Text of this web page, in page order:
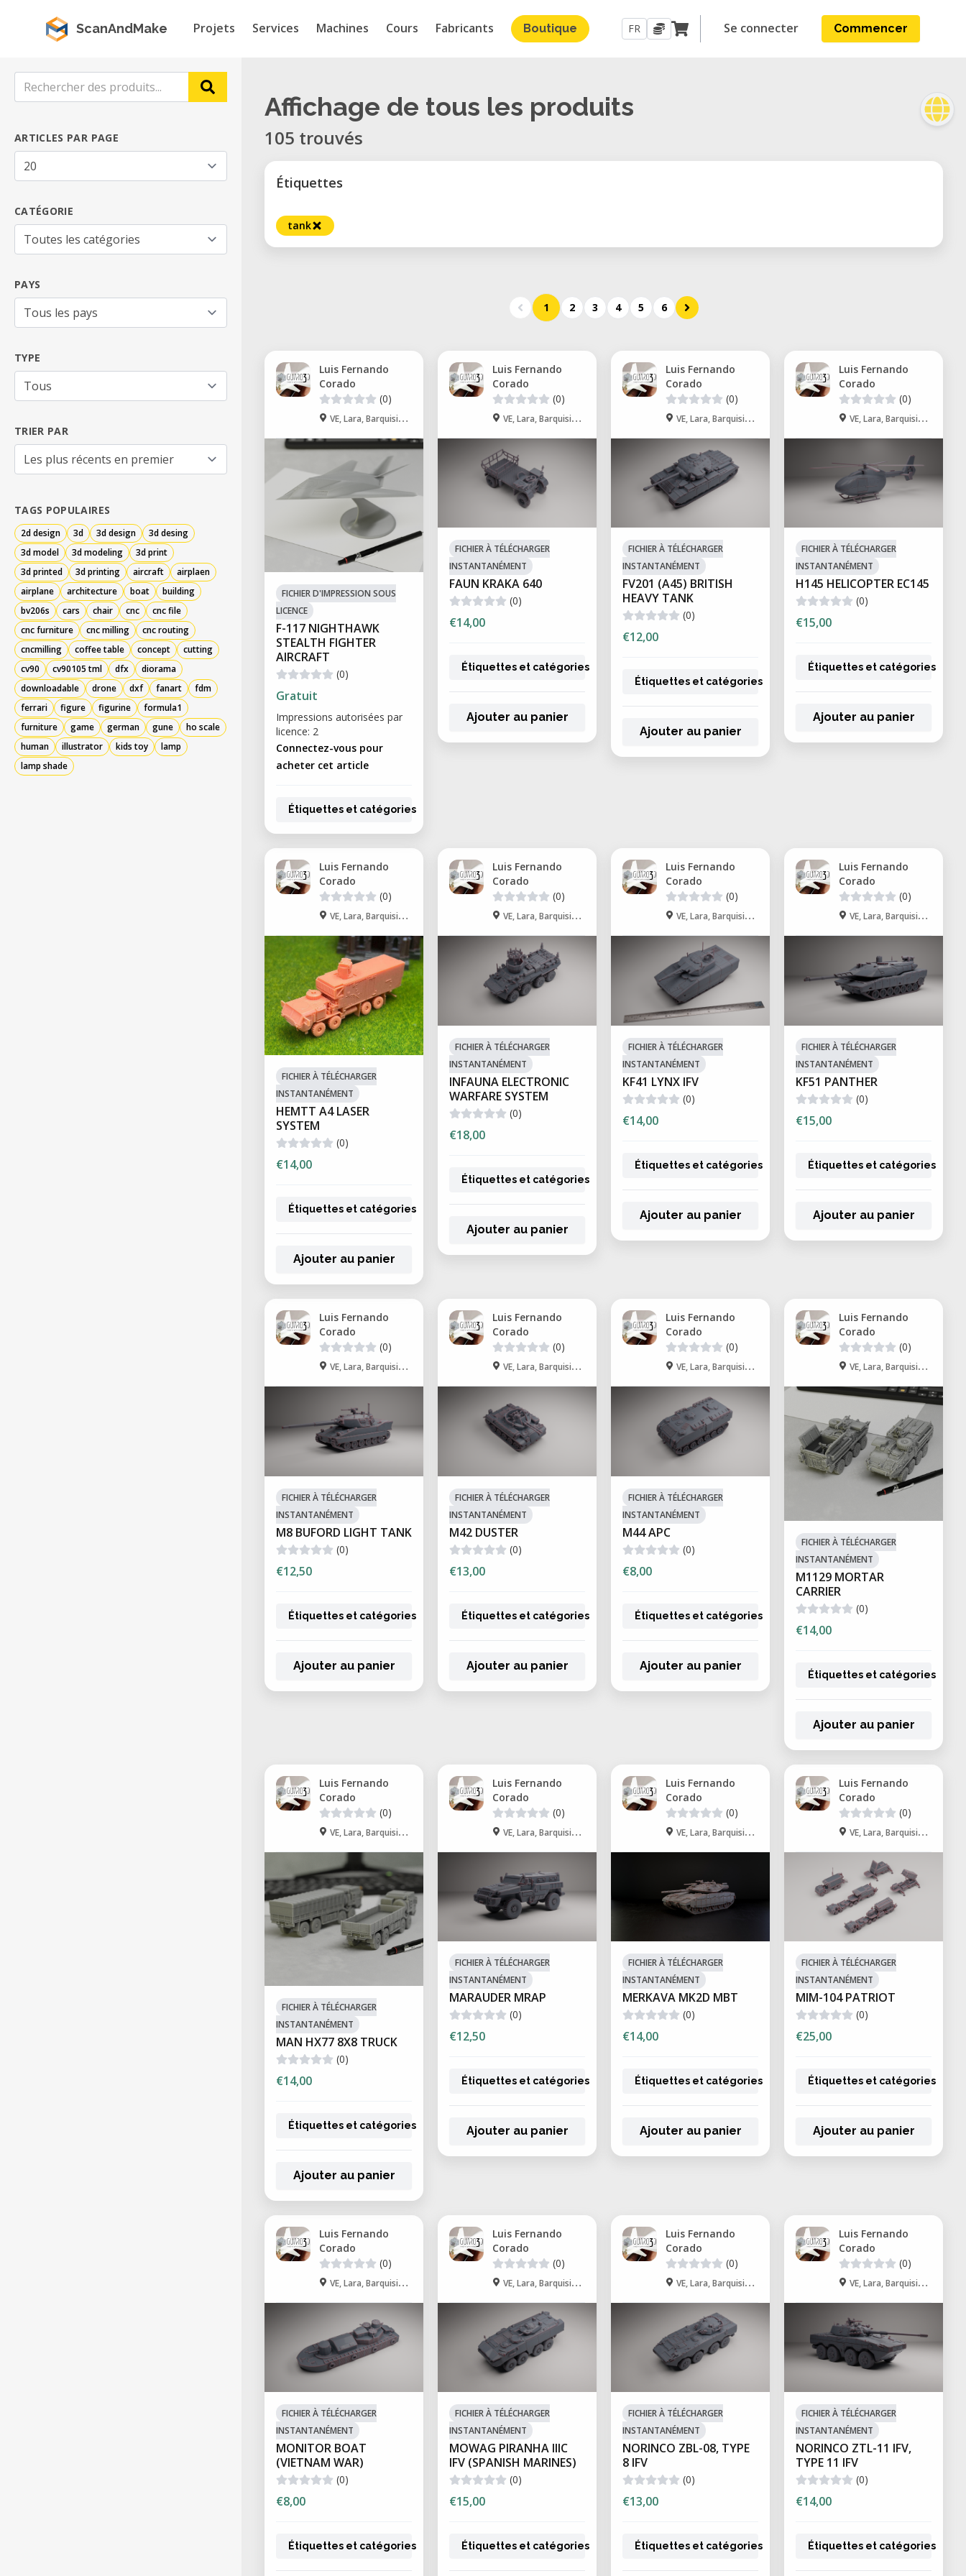
ScanAndMake Projets Services Machines Cours Fabricants Boutique FR Se connecter Commencer
ARTICLES PAR PAGE
CATÉGORIE
PAYS
TYPE
TRIER PAR
TAGS POPULAIRES
2d design 3d 3d design
3d desing
3d model
3d modeling
3d print
3d printed
3d printing aircraft
airplaen
airplane
architecture boat
building
bv206s
cars chair cnc
cnc file
cnc furniture
cnc milling
cnc routing
cncmilling
coffee table concept
cutting
cv90
cv90105 tml dfx
diorama
downloadable
drone dxf fanart
fdm
ferrari
figure figurine
formula1
furniture
game german gune
ho scale
human
illustrator kids toy
lamp
lamp shade
Affichage de tous les produits
105 trouvés
Étiquettes
tank
1 2 3 4 5 6
Luis Fernando
Corado
(0)
VE, Lara, Barquisimeto
FICHIER D'IMPRESSION SOUS
LICENCE
F-117 NIGHTHAWK
STEALTH FIGHTER
AIRCRAFT
(0)
Gratuit
Impressions autorisées par
licence: 2
Connectez-vous pour
acheter cet article
Étiquettes et catégories
Luis Fernando
Corado
(0)
VE, Lara, Barquisimeto
FICHIER À TÉLÉCHARGER
INSTANTANÉMENT
FAUN KRAKA 640
(0)
€14,00
Étiquettes et catégories
Ajouter au panier
Luis Fernando
Corado
(0)
VE, Lara, Barquisimeto
FICHIER À TÉLÉCHARGER
INSTANTANÉMENT
FV201 (A45) BRITISH
HEAVY TANK
(0)
€12,00
Étiquettes et catégories
Ajouter au panier
Luis Fernando
Corado
(0)
VE, Lara, Barquisimeto
FICHIER À TÉLÉCHARGER
INSTANTANÉMENT
H145 HELICOPTER EC145
(0)
€15,00
Étiquettes et catégories
Ajouter au panier
Luis Fernando
Corado
(0)
VE, Lara, Barquisimeto
FICHIER À TÉLÉCHARGER
INSTANTANÉMENT
HEMTT A4 LASER
SYSTEM
(0)
€14,00
Étiquettes et catégories
Ajouter au panier
Luis Fernando
Corado
(0)
VE, Lara, Barquisimeto
FICHIER À TÉLÉCHARGER
INSTANTANÉMENT
INFAUNA ELECTRONIC
WARFARE SYSTEM
(0)
€18,00
Étiquettes et catégories
Ajouter au panier
Luis Fernando
Corado
(0)
VE, Lara, Barquisimeto
FICHIER À TÉLÉCHARGER
INSTANTANÉMENT
KF41 LYNX IFV
(0)
€14,00
Étiquettes et catégories
Ajouter au panier
Luis Fernando
Corado
(0)
VE, Lara, Barquisimeto
FICHIER À TÉLÉCHARGER
INSTANTANÉMENT
KF51 PANTHER
(0)
€15,00
Étiquettes et catégories
Ajouter au panier
Luis Fernando
Corado
(0)
VE, Lara, Barquisimeto
FICHIER À TÉLÉCHARGER
INSTANTANÉMENT
M8 BUFORD LIGHT TANK
(0)
€12,50
Étiquettes et catégories
Ajouter au panier
Luis Fernando
Corado
(0)
VE, Lara, Barquisimeto
FICHIER À TÉLÉCHARGER
INSTANTANÉMENT
M42 DUSTER
(0)
€13,00
Étiquettes et catégories
Ajouter au panier
Luis Fernando
Corado
(0)
VE, Lara, Barquisimeto
FICHIER À TÉLÉCHARGER
INSTANTANÉMENT
M44 APC
(0)
€8,00
Étiquettes et catégories
Ajouter au panier
Luis Fernando
Corado
(0)
VE, Lara, Barquisimeto
FICHIER À TÉLÉCHARGER
INSTANTANÉMENT
M1129 MORTAR
CARRIER
(0)
€14,00
Étiquettes et catégories
Ajouter au panier
Luis Fernando
Corado
(0)
VE, Lara, Barquisimeto
FICHIER À TÉLÉCHARGER
INSTANTANÉMENT
MAN HX77 8X8 TRUCK
(0)
€14,00
Étiquettes et catégories
Ajouter au panier
Luis Fernando
Corado
(0)
VE, Lara, Barquisimeto
FICHIER À TÉLÉCHARGER
INSTANTANÉMENT
MARAUDER MRAP
(0)
€12,50
Étiquettes et catégories
Ajouter au panier
Luis Fernando
Corado
(0)
VE, Lara, Barquisimeto
FICHIER À TÉLÉCHARGER
INSTANTANÉMENT
MERKAVA MK2D MBT
(0)
€14,00
Étiquettes et catégories
Ajouter au panier
Luis Fernando
Corado
(0)
VE, Lara, Barquisimeto
FICHIER À TÉLÉCHARGER
INSTANTANÉMENT
MIM-104 PATRIOT
(0)
€25,00
Étiquettes et catégories
Ajouter au panier
Luis Fernando
Corado
(0)
VE, Lara, Barquisimeto
FICHIER À TÉLÉCHARGER
INSTANTANÉMENT
MONITOR BOAT
(VIETNAM WAR)
(0)
€8,00
Étiquettes et catégories
Luis Fernando
Corado
(0)
VE, Lara, Barquisimeto
FICHIER À TÉLÉCHARGER
INSTANTANÉMENT
MOWAG PIRANHA IIIC
IFV (SPANISH MARINES)
(0)
€15,00
Étiquettes et catégories
Luis Fernando
Corado
(0)
VE, Lara, Barquisimeto
FICHIER À TÉLÉCHARGER
INSTANTANÉMENT
NORINCO ZBL-08, TYPE
8 IFV
(0)
€13,00
Étiquettes et catégories
Luis Fernando
Corado
(0)
VE, Lara, Barquisimeto
FICHIER À TÉLÉCHARGER
INSTANTANÉMENT
NORINCO ZTL-11 IFV,
TYPE 11 IFV
(0)
€14,00
Étiquettes et catégories